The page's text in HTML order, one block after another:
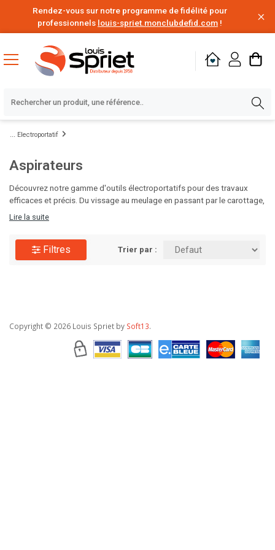
Rendez-vous sur notre programme de fidélité pour
professionnels louis-spriet.monclubdefid.com !
Electroportatif
Aspirateurs
Découvrez notre gamme d'outils électroportatifs pour des travaux
efficaces et précis. Du vissage au meulage en passant par le carottage,
trouvez l'outil idéal pour chaque tâche. Optez pour des packs
toute simplicité. Trouvez également des aspirateurs performants pour
un chantier propre et sécurisé.
Lire la suite
Filtres Trier par :
Copyright © 2026 Louis Spriet by Soft13.